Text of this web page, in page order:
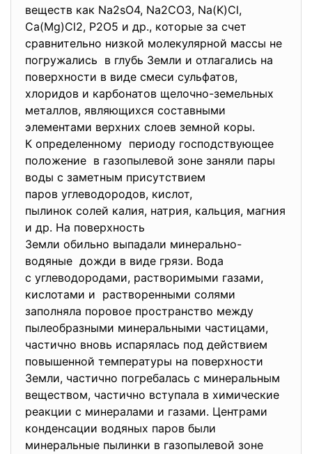
веществ как Na2sO4, Na2CO3, Na(K)Cl,
Ca(Mg)Cl2, P2O5 и др., которые за счет
сравнительно низкой молекулярной массы не
погружались в глубь Земли и отлагались на
поверхности в виде смеси сульфатов,
хлоридов и карбонатов щелочно-земельных
металлов, являющихся составными
элементами верхних слоев земной коры.
К определенному периоду господствующее
положение в газопылевой зоне заняли пары
воды с заметным присутствием
паров углеводородов, кислот,
пылинок солей калия, натрия, кальция, магния
и др. На поверхность
Земли обильно выпадали минерально-
водяные дожди в виде грязи. Вода
с углеводородами, растворимыми газами,
кислотами и растворенными солями
заполняла поровое пространство между
пылеобразными минеральными частицами,
частично вновь испарялась под действием
повышенной температуры на поверхности
Земли, частично погребалась с минеральным
веществом, частично вступала в химические
реакции с минералами и газами. Центрами
конденсации водяных паров были
минеральные пылинки в газопылевой зоне